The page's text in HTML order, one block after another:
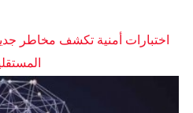
اختبارات أمنية تكشف مخاطر